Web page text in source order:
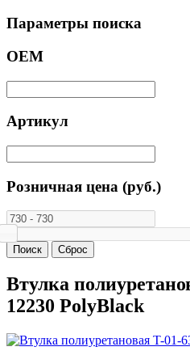
Параметры поиска
ОЕМ
Артикул
Розничная цена (руб.)
Втулка
12230 PolyBlack